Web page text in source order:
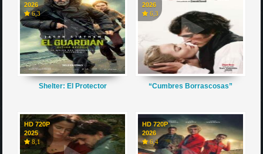
2026
6,3
Shelter: El Protector
2026
6,3
“Cumbres Borrascosas”
HD 720P
2025
8,1
HD 720P
2026
6,4